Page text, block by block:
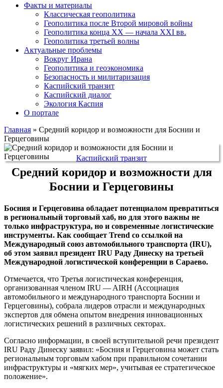
Факты и материалы
Классическая геополитика
Геополитика после Второй мировой войны
Геополитика конца XX — начала XXI вв.
Геополитика третьей волны
Актуальные проблемы
Вокруг Ирана
Геополитика и геоэкономика
Безопасность и милитаризация
Каспийский транзит
Каспийский диалог
Экология Каспия
О портале
Главная » Средний коридор и возможности для Боснии и
Герцеговины
Каспийский транзит
Средний коридор и возможности для
Боснии и Герцеговины
Босния и Герцеговина обладает потенциалом превратиться
в региональный торговый хаб, но для этого важны не
только инфраструктура, но и современные логистические
инструменты. Как сообщает Trend со ссылкой на
Международный союз автомобильного транспорта (IRU),
об этом заявил президент IRU Раду Динеску на третьей
Международной логистической конференции в Сараево.
Отмечается, что Третья логистическая конференция,
организованная членом IRU — AIRH (Ассоциация
автомобильного и международного транспорта Боснии и
Герцеговины), собрала лидеров отрасли и международных
экспертов для обмена опытом внедрения инновационных
логистических решений в различных секторах.
Согласно информации, в своей вступительной речи президент
IRU Раду Динеску заявил: «Босния и Герцеговина может стать
региональным торговым хабом при правильном сочетании
инфраструктуры и «мягких мер», учитывая ее стратегическое
положение».